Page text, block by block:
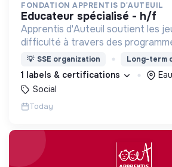
FONDATION APPRENTIS D'AUTEUIL
educateur spécialisé - h/f
Apprentis d'Auteuil soutient les
difficulté à travers des
d’éducation, de formation et
permettre de devenir des
debout.
💡 SSE organization Long-term
1 labels & certifications
Social
Today